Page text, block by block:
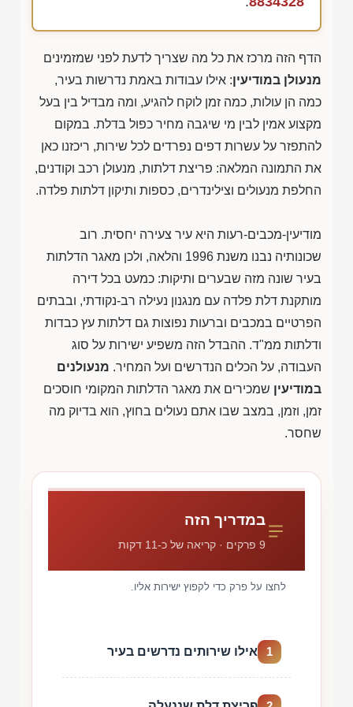
הדף הזה מרכז את כל מה שצריך לדעת לפני שמזמינים
מנעולן במודיעין: אילו עבודות באמת נדרשות בעיר,
כמה הן עולות, כמה זמן לוקח להגיע, ומה מבדיל בין בעל
מקצוע אמין לבין מי שיגבה מחיר כפול בדלת. במקום
להתפזר על עשרות דפים נפרדים לכל שירות, ריכזנו כאן
את התמונה המלאה: פריצת דלתות, מנעולן רכב וקודנים,
החלפת מנעולים וצילינדרים, כספות ותיקון דלתות פלדה.
מודיעין-מכבים-רעות היא עיר צעירה יחסית. רוב
שכונותיה נבנו משנת 1996 והלאה, ולכן מאגר הדלתות
בעיר שונה מזה שבערים ותיקות: כמעט בכל דירה
מותקנת דלת פלדה עם מנגנון נעילה רב-נקודתי, ובבתים
הפרטיים במכבים וברעות נפוצות גם דלתות עץ כבדות
ודלתות ממ"ד. ההבדל הזה משפיע ישירות על סוג
העבודה, על הכלים הנדרשים ועל המחיר. מנעולנים
במודיעין שמכירים את מאגר הדלתות המקומי חוסכים
זמן, וזמן, במצב שבו אתם נעולים בחוץ, הוא בדיוק מה
שחסר.
במדריך הזה
9 פרקים · קריאה של כ-11 דקות
לחצו על פרק כדי לקפוץ ישירות אליו.
1 אילו שירותים נדרשים בעיר